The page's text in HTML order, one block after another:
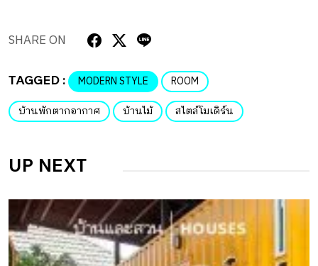
SHARE ON
TAGGED : MODERN STYLE
ROOM
บ้านพักตากอากาศ
บ้านไม้ สไตล์โมเดิร์น
UP NEXT